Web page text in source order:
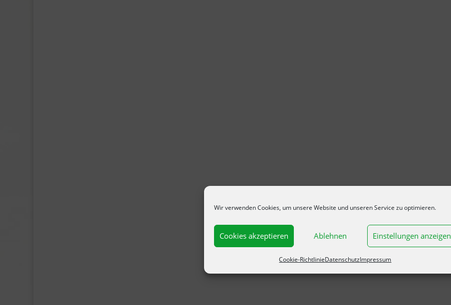
Wir verwenden Cookies, um unsere Website und unseren Service zu optimieren.
Cookies akzeptieren Ablehnen Einstellungen anzeigen
Cookie-RichtlinieDatenschutzImpressum